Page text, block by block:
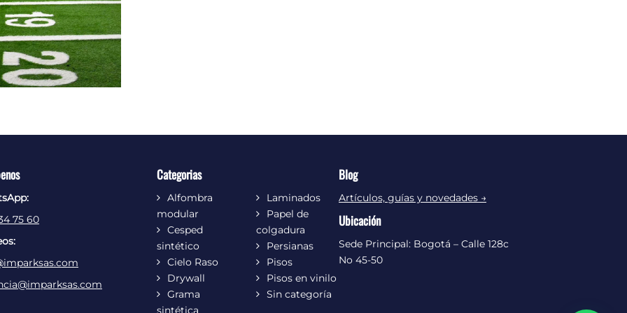
75 60
Categorias
Alfombra
modular
Cesped
sintético
Cielo Raso
Drywall
Grama
sintética
Laminados
Papel de
colgadura
Persianas
Pisos
Pisos en vinilo
Sin categoría
Blog
Artículos, guías y novedades →
Ubicación
Sede Principal: Bogotá – Calle 128c
No 45-50